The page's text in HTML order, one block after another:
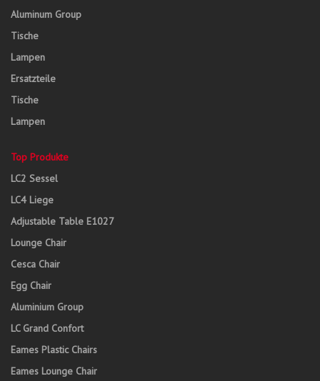
Aluminum Group
Tische
Lampen
Ersatzteile
Tische
Lampen
Top Produkte
LC2 Sessel
LC4 Liege
Adjustable Table E1027
Lounge Chair
Cesca Chair
Egg Chair
Aluminium Group
LC Grand Confort
Eames Plastic Chairs
Eames Lounge Chair